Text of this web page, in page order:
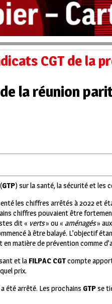
CGT de
la réunion
GTP) sur la santé, la sécurité et les
les chiffres arrêtés à 2022 et
chiffres pouvaient être
dit « verts» ou « aménagés»
à être balayé. L’objectif
matière de prévention comme
et la FILPAC CGTcompte
prix.
été arrêté. Les prochains GTPse